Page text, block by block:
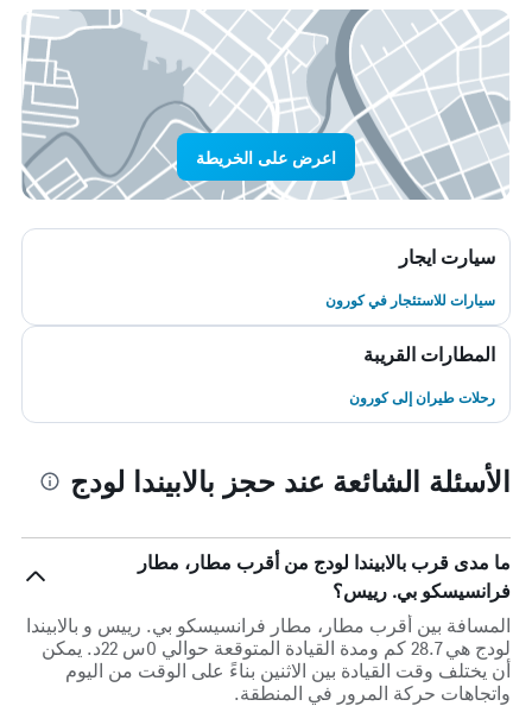
اعرض على الخريطة
سيارت ايجار
سيارات للاستئجار في كورون
المطارات القريبة
رحلات طيران إلى كورون
الأسئلة الشائعة عند حجز بالابيندا لودج
ما مدى قرب بالابيندا لودج من أقرب مطار، مطار
فرانسيسكو بي. رييس؟
المسافة بين أقرب مطار، مطار فرانسيسكو بي. رييس و بالابيندا
لودج هي 28.7 كم ومدة القيادة المتوقعة حوالي 0س 22د. يمكن
أن يختلف وقت القيادة بين الاثنين بناءً على الوقت من اليوم
واتجاهات حركة المرور في المنطقة.